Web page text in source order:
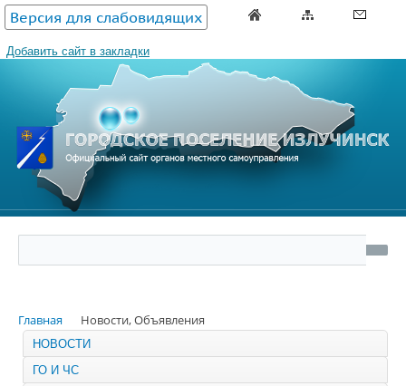
Версия для слабовидящих
Добавить сайт в закладки
Главная Новости, Объявления
НОВОСТИ
ГО И ЧС